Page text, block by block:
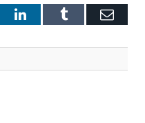
LinkedInTumblr